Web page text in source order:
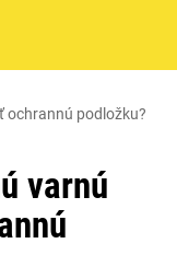
ochrannú podložku?
varnú